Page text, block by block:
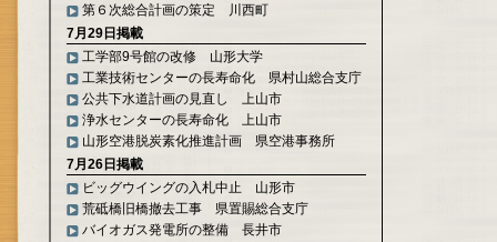
第６次総合計画の策定 川西町
7月29日掲載
工学部9号館の改修 山形大学
工業技術センターの長寿命化 県村山総合支庁
公共下水道計画の見直し 上山市
浄水センターの長寿命化 上山市
山形空港脱炭素化推進計画 県空港事務所
7月26日掲載
ビッグウイングの入札中止 山形市
荒砥橋旧橋撤去工事 県置賜総合支庁
バイオガス発電所の整備 長井市